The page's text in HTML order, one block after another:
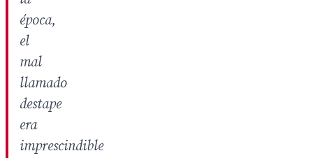
época,
el
mal
llamado
destape
era
imprescindible